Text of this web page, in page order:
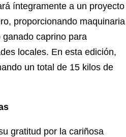
íntegramente a un proyecto
proporcionando maquinaria
caprino para
locales. En esta edición,
un total de 15 kilos de
gratitud por la cariñosa